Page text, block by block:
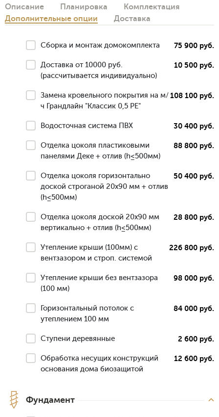
Описание Планировка
Комплектация
Дополнительные опции
Доставка
Сборка и монтаж домокомплекта 75 900 руб.
Доставка от 10000 руб.
(рассчитывается индивидуально)
10 500 руб.
Замена кровельного покрытия на м/
ч Грандлайн "Классик 0,5 РЕ"
108 100 руб.
Водосточная система ПВХ 30 400 руб.
Отделка цоколя пластиковыми
панелями Деке + отлив (h≤500мм)
88 800 руб.
Отделка цоколя горизонтально
доской строганой 20х90 мм + отлив
(h≤500мм)
50 400 руб.
Отделка цоколя доской 20х90 мм
вертикально + отлив (h≤500мм)
28 800 руб.
Утепление крыши (100мм) с
вентзазором и строп. системой
226 800 руб.
Утепление крыши без вентзазора
(100 мм)
98 000 руб.
Горизонтальный потолок с
утеплением 100 мм
84 000 руб.
Ступени деревянные 2 600 руб.
Обработка несущих конструкций
основания дома биозащитой
12 600 руб.
Фундамент